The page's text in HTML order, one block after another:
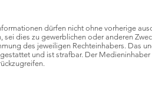
dürfen nicht ohne vorherige
dies zu gewerblichen oder anderen
des jeweiligen Rechteinhabers. Das
und ist strafbar. Der